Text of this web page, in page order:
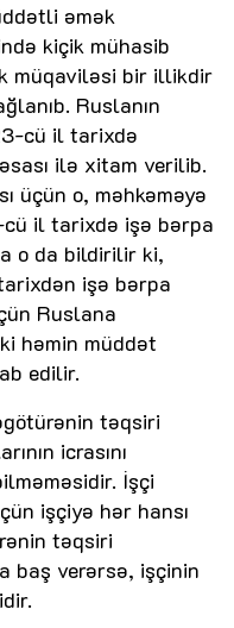
əmək
kiçik mühasib
müqaviləsi bir illikdir
Ruslanın
cü il tarixdə
ilə xitam verilib.
üçün o, məhkəməyə
il tarixdə işə bərpa
o da bildirilir ki,
tarixdən işə bərpa
Ruslana
həmin müddət
edilir.
təqsiri
icrasını
İşçi
işçiyə hər hansı
təqsiri
baş verərsə, işçinin